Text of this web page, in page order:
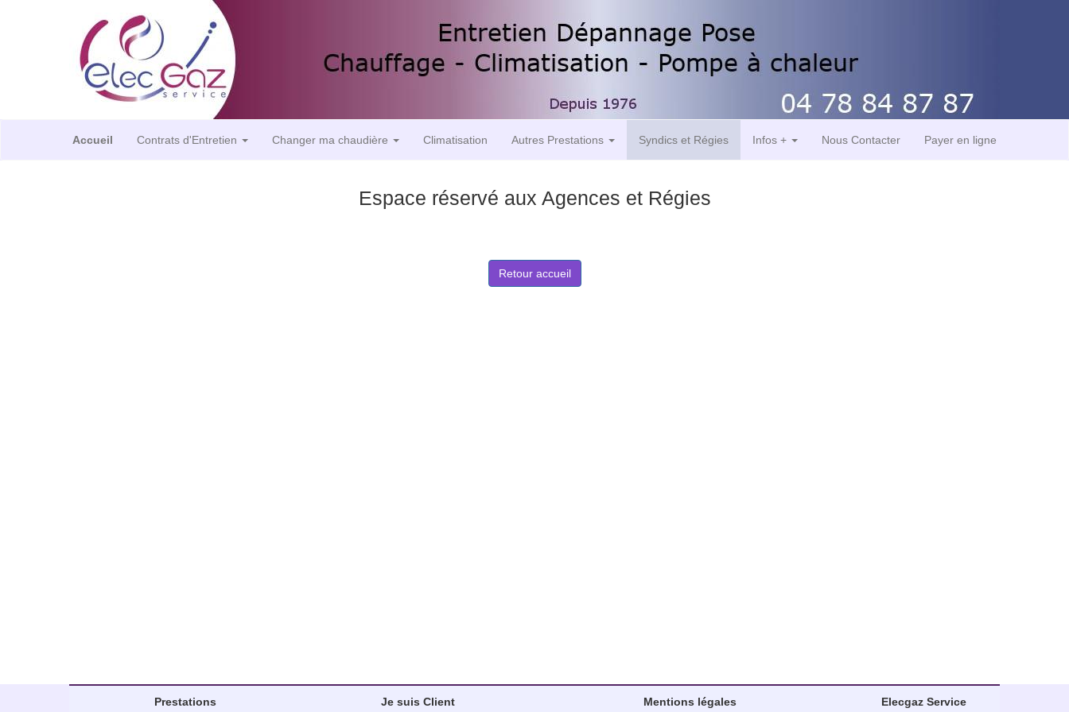
Accueil Contrats d'Entretien Changer ma chaudière Climatisation Autres Prestations Syndics et Régies Infos + Nous Contacter Payer en ligne
Espace réservé aux Agences et Régies
Retour accueil
Prestations Je suis Client Mentions légales Elecgaz Service